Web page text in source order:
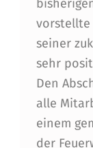
N
D
D
I
R
E
vorstellte
seiner
sehr
Den
alle
einem
der